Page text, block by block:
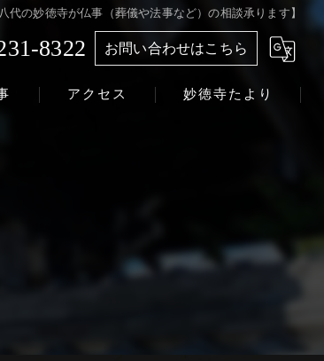
代の妙徳寺が仏事（葬儀や法事など）の相談承ります】
8322 お問い合わせはこちら
アクセス 妙徳寺たより